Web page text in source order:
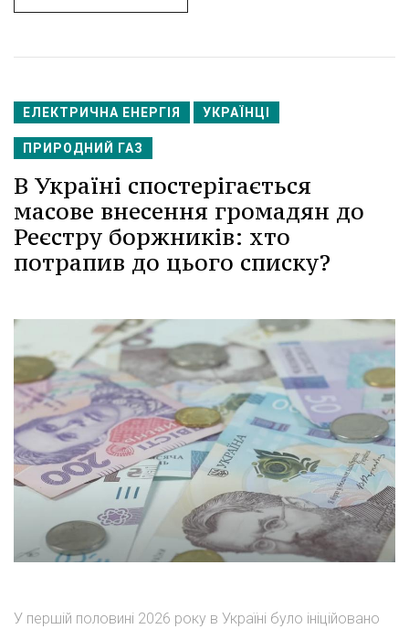
ЕЛЕКТРИЧНА ЕНЕРГІЯ УКРАЇНЦІ
ПРИРОДНИЙ ГАЗ
В Україні спостерігається
масове внесення громадян до
Реєстру боржників: хто
потрапив до цього списку?
У першій половині 2026 року в Україні було ініційовано